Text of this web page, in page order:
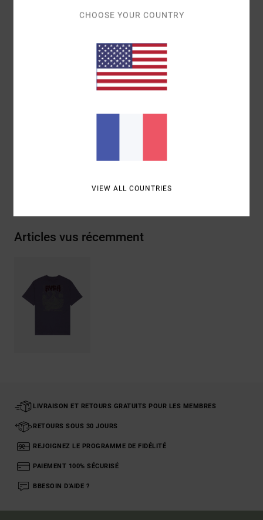
fentes latérales au bas avec bande de
motifs imprimés devant et au dos avec
Livraison & Retours
Articles vus récemment
LIVRAISON ET RETOURS GRATUITS POUR LES MEMBRES
RETOURS SOUS 30 JOURS
REJOIGNEZ LE PROGRAMME DE FIDÉLITÉ
PAIEMENT 100% SÉCURISÉ
BBESOIN D'AIDE ?
CHOOSE YOUR COUNTRY
VIEW ALL COUNTRIES